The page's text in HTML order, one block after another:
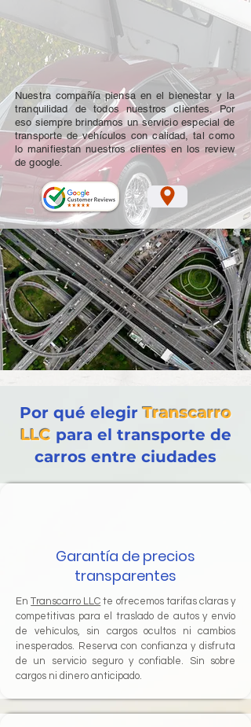
Nuestra compañía piensa en el bienestar y la
tranquilidad de todos nuestros clientes. Por
eso siempre brindamos un servicio especial de
transporte de vehículos con calidad, tal como
lo manifiestan nuestros clientes en los review
de google.
Por qué elegirTranscarro
LLC para el transporte de
carros entre ciudades
Garantía de precios
transparentes
EnTranscarro LLC te ofrecemos tarifas claras y
competitivas para el traslado de autos y envío
de vehículos, sin cargos ocultos ni cambios
inesperados. Reserva con confianza y disfruta
de un servicio seguro y confiable. Sin sobre
cargos ni dinero anticipado.